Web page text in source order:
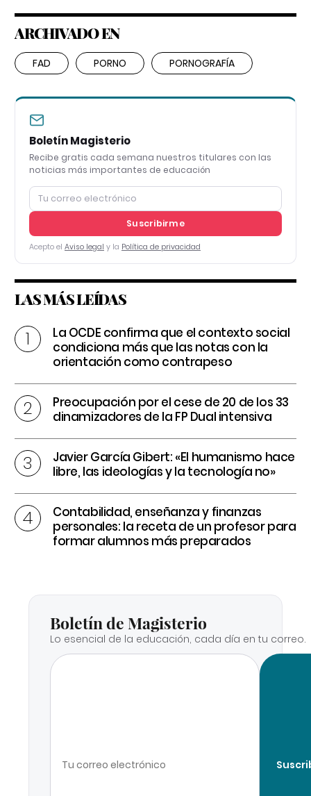
ARCHIVADO EN
FAD PORNO PORNOGRAFÍA
Boletín Magisterio
Recibe gratis cada semana nuestros titulares con las
noticias más importantes de educación
Suscribirme
Acepto el Aviso legal y la Política de privacidad
LAS MÁS LEÍDAS
La OCDE confirma que el contexto social
condiciona más que las notas con la
orientación como contrapeso
Preocupación por el cese de 20 de los 33
dinamizadores de la FP Dual intensiva
Javier García Gibert: «El humanismo hace
libre, las ideologías y la tecnología no»
Contabilidad, enseñanza y finanzas
personales: la receta de un profesor para
formar alumnos más preparados
Boletín de Magisterio
Lo esencial de la educación, cada día en tu correo.